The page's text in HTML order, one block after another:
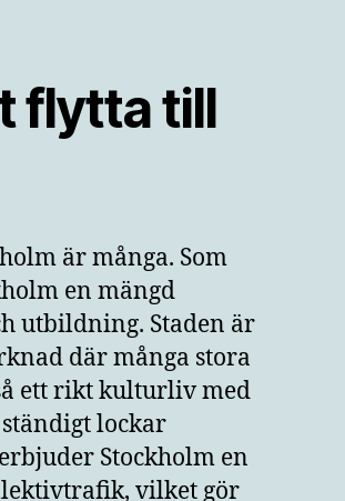
flytta till
är många. Som
en mängd
utbildning. Staden är
där många stora
ett rikt kulturliv med
lockar
Stockholm en
vilket gör